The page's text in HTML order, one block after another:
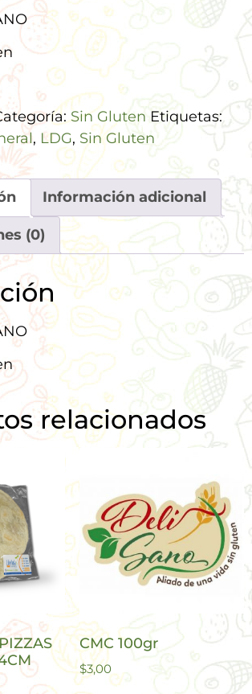
Sin Gluten Etiquetas:
, LDG, Sin Gluten
Información adicional
(0)
relacionados
CMC 100gr
$3,00